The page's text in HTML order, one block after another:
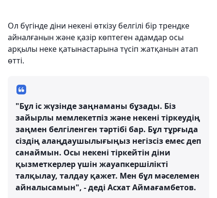
Ол бүгінде діни некені өткізу белгілі бір трендке
айналғанын және қазір көптеген адамдар осы
арқылы неке қатынастарына түсіп жатқанын атап
өтті.
"Бұл іс жүзінде заңнаманы бұзады. Біз
зайырлы мемлекетпіз және некені тіркеудің
заңмен белгіленген тәртібі бар. Бұл тұрғыда
сіздің алаңдаушылығыңыз негізсіз емес деп
санаймын. Осы некені тіркейтін діни
қызметкерлер үшін жауапкершілікті
талқылау, талдау қажет. Мен бұл мәселемен
айналысамын", - деді Асхат Аймағамбетов.